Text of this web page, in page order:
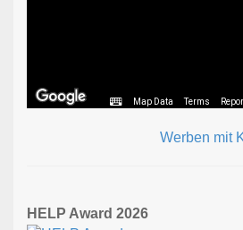
Map Data Terms
Werben mit
HELP Award 2026